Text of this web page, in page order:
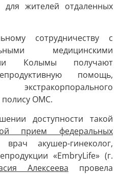
для жителей отдаленных
сотрудничеству с
медицинскими
Колымы получают
помощь,
полису ОМС.
доступности такой
прием федеральных
акушер-гинеколог,
«EmbryLife» (г.
Алексеева провела